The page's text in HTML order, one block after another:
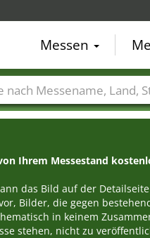
Ihrem Messestand
das Bild auf der
Bilder, die gegen
in keinem
stehen, nicht zu
Messen
Länder